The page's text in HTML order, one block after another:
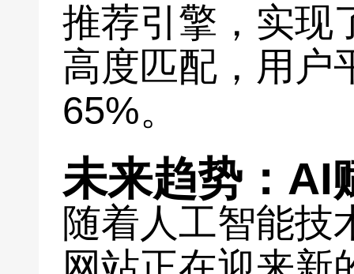
推荐引擎，实现
高度匹配，用户
65%。
未来趋势：AI
随着人工智能技